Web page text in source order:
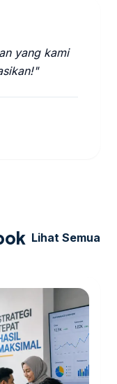
yang kami
Lihat Semua